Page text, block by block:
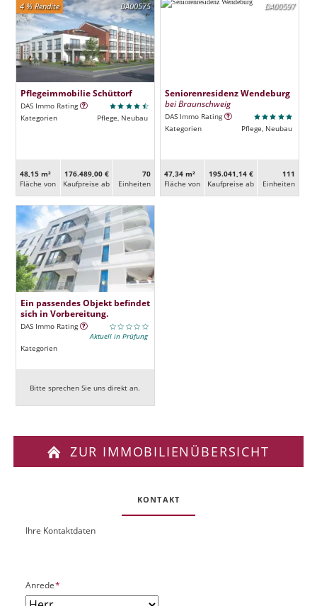
DA00575
4 % Rendite
Pflegeimmobilie Schüttorf
DAS Immo Rating
Kategorien
Pflege, Neubau
48,15 m²
Fläche von
176.489,00 €
Kaufpreise ab
70
Ein­heiten
DA00597
Seniorenresidenz Wendeburg
bei Braunschweig
DAS Immo Rating
Kategorien
Pflege, Neubau
47,34 m²
Fläche von
195.041,14 €
Kaufpreise ab
111
Ein­heiten
Ein passendes Objekt befindet
sich in Vorbereitung.
DAS Immo Rating
Aktuell in Prüfung
Kategorien
Bitte sprechen Sie uns direkt an.
ZUR IMMOBILIENÜBERSICHT
KONTAKT
O
k
UIhre Kontaktdaten
P
f
Anrede*